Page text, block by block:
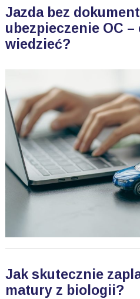
Jazda bez
ubezpieczenie OC
wiedzieć?
Jak skutecznie
matury z biologii?